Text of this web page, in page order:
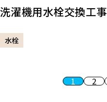
洗濯機用水栓交換工事
水栓
投稿のページ送り 1 2